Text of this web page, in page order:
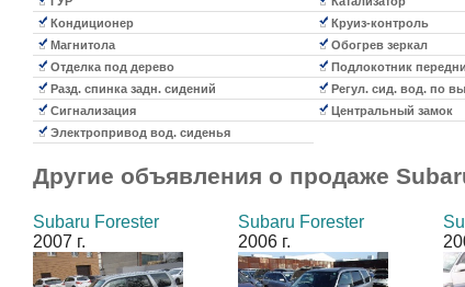
Кондиционер
Круиз-контроль
Магнитола
Обогрев зеркал
Отделка под дерево
Подлокотник
Разд. спинка задн. сидений
Регул. сид. вод. по
Сигнализация
Центральный замок
Электропривод вод. сиденья
Другие объявления о продаже
Subaru Forester
2007 г.
Subaru Forester
2006 г.